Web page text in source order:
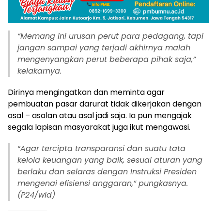
“Memang ini urusan perut para pedagang, tapi
jangan sampai yang terjadi akhirnya malah
mengenyangkan perut beberapa pihak saja,”
kelakarnya.
Dirinya mengingatkan dan meminta agar
pembuatan pasar darurat tidak dikerjakan dengan
asal – asalan atau asal jadi saja. Ia pun mengajak
segala lapisan masyarakat juga ikut mengawasi.
“Agar tercipta transparansi dan suatu tata
kelola keuangan yang baik, sesuai aturan yang
berlaku dan selaras dengan Instruksi Presiden
mengenai efisiensi anggaran,” pungkasnya.
(P24/wid)